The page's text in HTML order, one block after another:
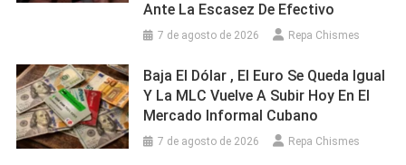
Ante La Escasez De Efectivo
7 de agosto de 2026 Repa Chismes
Baja El Dólar , El Euro Se Queda Igual
Y La MLC Vuelve A Subir Hoy En El
Mercado Informal Cubano
7 de agosto de 2026 Repa Chismes